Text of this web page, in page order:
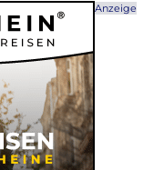
Anzeige